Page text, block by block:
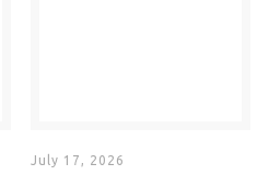
July 17, 2026